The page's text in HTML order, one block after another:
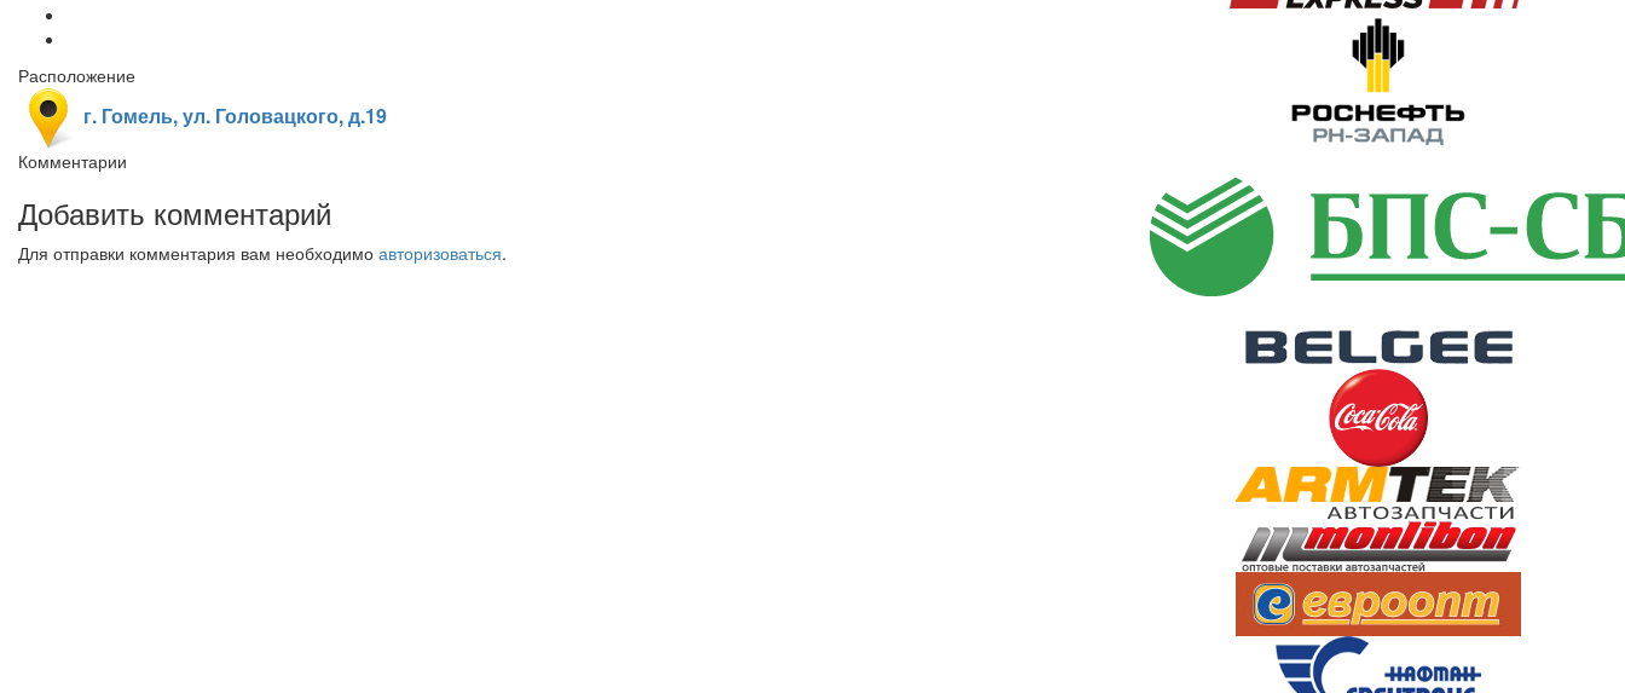
Расположение
г. Гомель, ул. Головацкого, д.19
Комментарии
Добавить комментарий
Для отправки комментария вам необходимо авторизоваться.